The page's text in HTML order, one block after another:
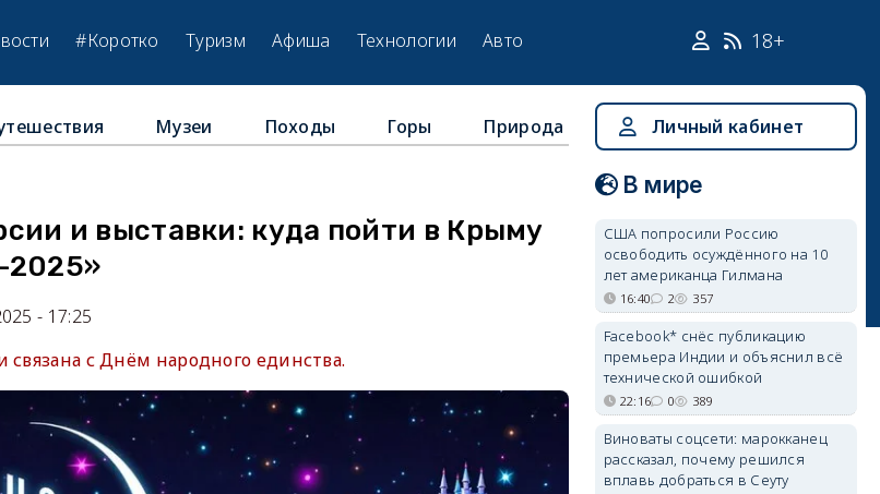
#Коротко Туризм Афиша Технологии Авто 18+
Музеи Походы Горы Природа
и выставки: куда пойти в Крыму
2025»
- 17:25
с Днём народного единства.
Личный кабинет
В мире
США попросили Россию
освободить осуждённого на 10
лет американца Гилмана
16:40 2 357
Facebook* снёс публикацию
премьера Индии и объяснил всё
технической ошибкой
22:16 0 389
Виноваты соцсети: марокканец
рассказал, почему решился
вплавь добраться в Сеуту